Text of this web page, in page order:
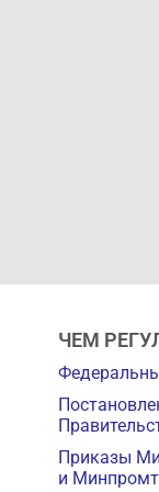
ЧЕМ
Приказы
и